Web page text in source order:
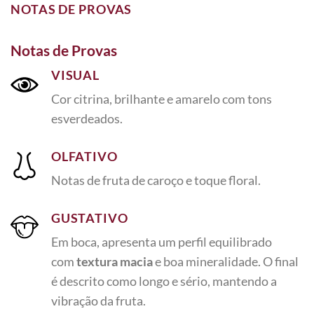
NOTAS DE PROVAS
Notas de Provas
VISUAL
Cor citrina, brilhante e amarelo com tons
esverdeados.
OLFATIVO
Notas de fruta de caroço e toque floral.
GUSTATIVO
Em boca, apresenta um perfil equilibrado
comtextura maciae boa mineralidade. O final
é descrito como longo e sério, mantendo a
vibração da fruta.